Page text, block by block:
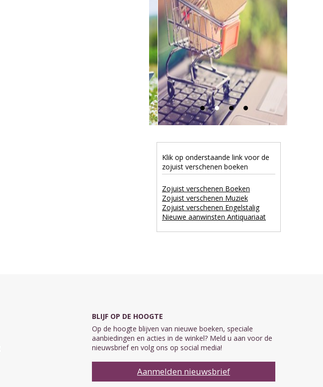
Klik op onderstaande link voor de
zojuist verschenen boeken
Zojuist verschenen Boeken
Zojuist verschenen Muziek
Zojuist verschenen Engelstalig
Nieuwe aanwinsten Antiquariaat
BLIJF OP DE HOOGTE
Op de hoogte blijven van nieuwe boeken, speciale
aanbiedingen en acties in de winkel? Meld u aan voor de
nieuwsbrief en volg ons op social media!
Aanmelden nieuwsbrief